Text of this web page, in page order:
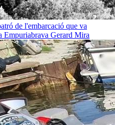
de l'embarcació que va
Empuriabrava Gerard Mira